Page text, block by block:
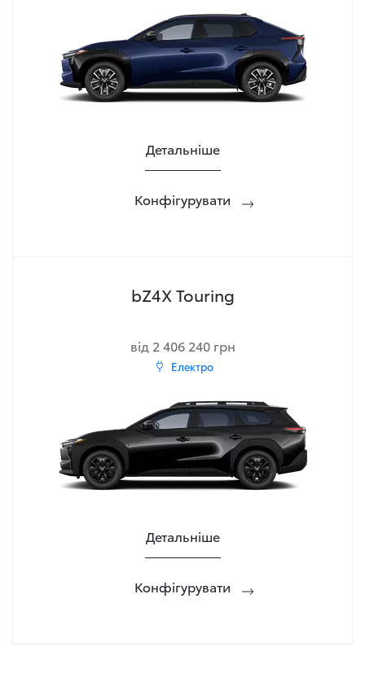
Детальніше
Конфігурувати
bZ4X Touring
від 2 406 240 грн
Електро
Детальніше
Конфігурувати